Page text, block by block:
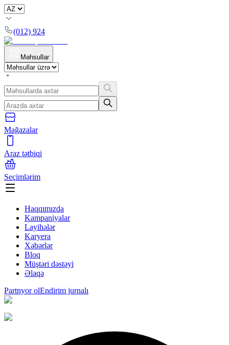
(012) 924
Məhsullar
Mağazalar
Araz tətbiqi
Seçimlərim
Haqqımızda
Kampaniyalar
Layihələr
Karyera
Xəbərlər
Bloq
Müştəri dəstəyi
Əlaqə
Partnyor olEndirim jurnalı